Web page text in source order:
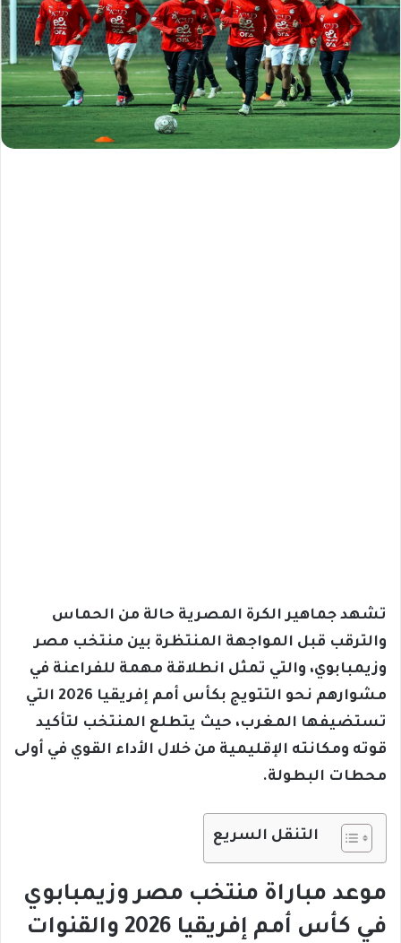
تشهد جماهير الكرة المصرية حالة من الحماس
والترقب قبل المواجهة المنتظرة بين منتخب مصر
وزيمبابوي، والتي تمثل انطلاقة مهمة للفراعنة في
مشوارهم نحو التتويج بكأس أمم إفريقيا 2026 التي
تستضيفها المغرب، حيث يتطلع المنتخب لتأكيد
قوته ومكانته الإقليمية من خلال الأداء القوي في أولى
محطات البطولة.
التنقل السريع
موعد مباراة منتخب مصر وزيمبابوي
في كأس أمم إفريقيا 2026 والقنوات